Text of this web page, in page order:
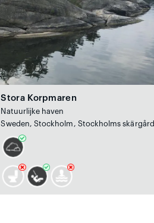
Stora Korpmaren
Natuurlijke haven
Sweden, Stockholm, Stockholms skärgård